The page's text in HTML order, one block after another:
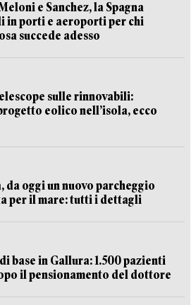
e Sanchez, la Spagna
porti e aeroporti per chi
succede adesso
sulle rinnovabili:
eolico nell’isola, ecco
da oggi un nuovo parcheggio
per il mare: tutti i dettagli
base in Gallura: 1.500 pazienti
il pensionamento del dottore